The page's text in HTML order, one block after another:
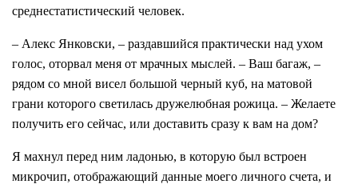
среднестатистический человек.
– Алекс Янковски, – раздавшийся практически над ухом
голос, оторвал меня от мрачных мыслей. – Ваш багаж, –
рядом со мной висел большой черный куб, на матовой
грани которого светилась дружелюбная рожица. – Желаете
получить его сейчас, или доставить сразу к вам на дом?
Я махнул перед ним ладонью, в которую был встроен
микрочип, отображающий данные моего личного счета, и